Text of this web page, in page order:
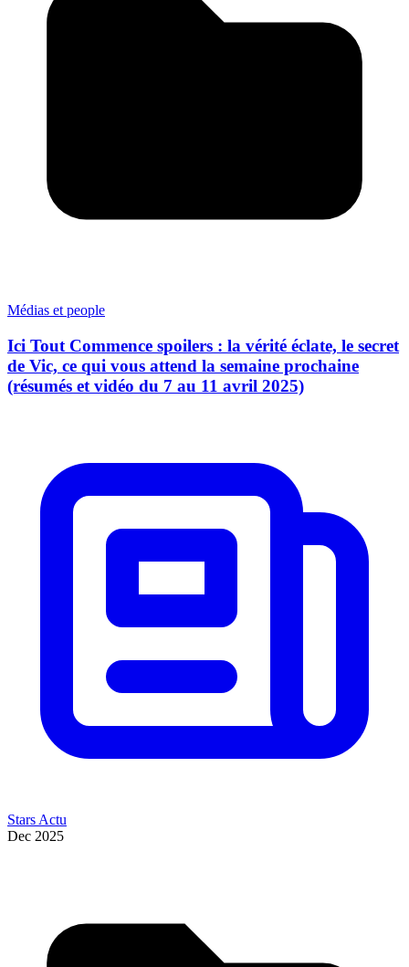
Médias et people
Ici Tout Commence spoilers : la vérité éclate, le secret
de Vic, ce qui vous attend la semaine prochaine
(résumés et vidéo du 7 au 11 avril 2025)
Stars Actu
Dec 2025